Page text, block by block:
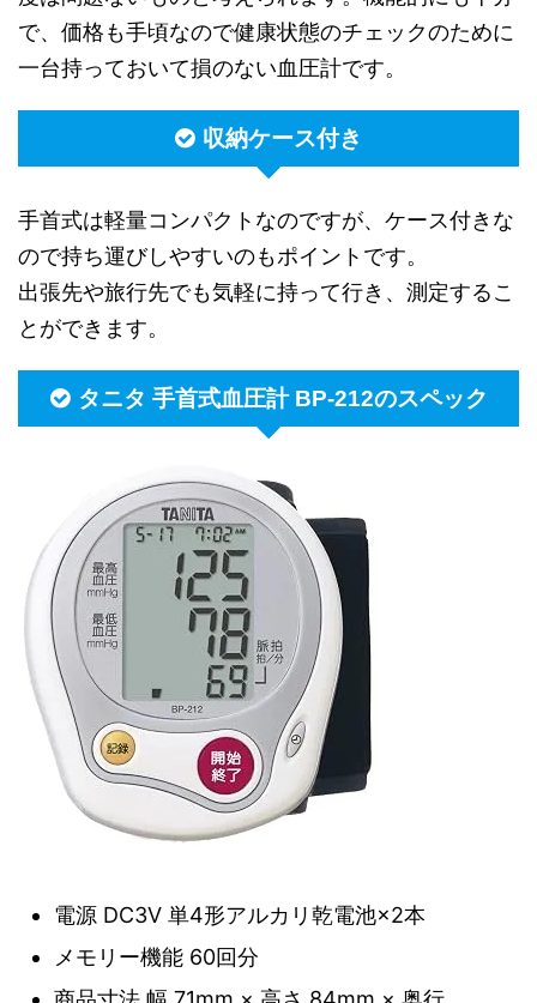
で、価格も手頃なので健康状態のチェックのために
一台持っておいて損のない血圧計です。
収納ケース付き
手首式は軽量コンパクトなのですが、ケース付きな
ので持ち運びしやすいのもポイントです。
出張先や旅行先でも気軽に持って行き、測定するこ
とができます。
タニタ 手首式血圧計 BP-212のスペック
電源 DC3V 単4形アルカリ乾電池×2本
メモリー機能 60回分